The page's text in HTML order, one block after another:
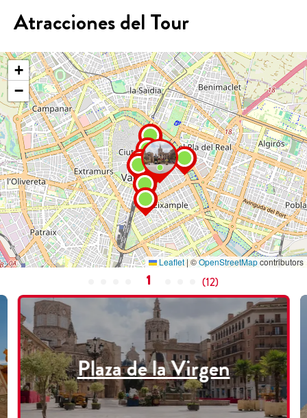
Atracciones del Tour
+
−
Leaflet |©OpenStreetMapcontributors
1 (12)
Plaza de la Virgen